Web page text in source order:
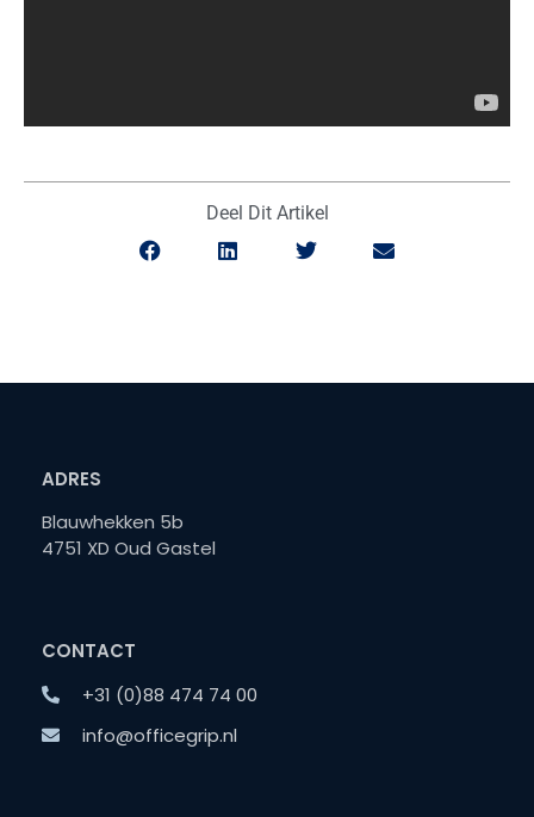
Deel Dit Artikel
ADRES
Blauwhekken 5b
4751 XD Oud Gastel
CONTACT
+31 (0)88 474 74 00
info@officegrip.nl